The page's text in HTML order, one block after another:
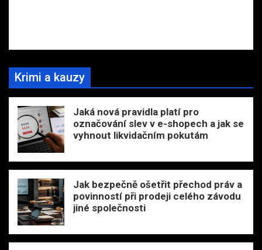
Krimi a kauzy
Jaká nová pravidla platí pro
označování slev v e-shopech a jak se
vyhnout likvidačním pokutám
Jak bezpečně ošetřit přechod práv a
povinností při prodeji celého závodu
jiné společnosti